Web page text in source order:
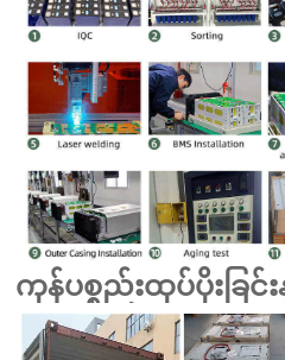
ကုန်ပစ္စည်းထုပ်ပိုးခြင်